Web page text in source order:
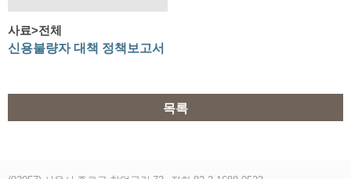
사료>전체
신용불량자 대책 정책보고서
목록